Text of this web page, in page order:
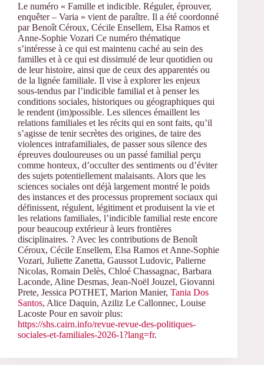
Le numéro « Famille et indicible. Réguler, éprouver,
enquêter – Varia » vient de paraître. Il a été coordonné
par Benoît Céroux, Cécile Ensellem, Elsa Ramos et
Anne-Sophie Vozari Ce numéro thématique
s’intéresse à ce qui est maintenu caché au sein des
familles et à ce qui est dissimulé de leur quotidien ou
de leur histoire, ainsi que de ceux des apparentés ou
de la lignée familiale. Il vise à explorer les enjeux
sous-tendus par l’indicible familial et à penser les
conditions sociales, historiques ou géographiques qui
le rendent (im)possible. Les silences émaillent les
relations familiales et les récits qui en sont faits, qu’il
s’agisse de tenir secrètes des origines, de taire des
violences intrafamiliales, de passer sous silence des
épreuves douloureuses ou un passé familial perçu
comme honteux, d’occulter des sentiments ou d’éviter
des sujets potentiellement malaisants. Alors que les
sciences sociales ont déjà largement montré le poids
des instances et des processus proprement sociaux qui
définissent, régulent, légitiment et produisent la vie et
les relations familiales, l’indicible familial reste encore
pour beaucoup extérieur à leurs frontières
disciplinaires. ? Avec les contributions de Benoît
Céroux, Cécile Ensellem, Elsa Ramos et Anne-Sophie
Vozari, Juliette Zanetta, Gaussot Ludovic, Palierne
Nicolas, Romain Delès, Chloé Chassagnac, Barbara
Laconde, Aline Desmas, Jean-Noël Jouzel, Giovanni
Prete, Jessica POTHET, Marion Manier, Tania Dos
Santos, Alice Daquin, Aziliz Le Callonnec, Louise
Lacoste Pour en savoir plus:
https://shs.cairn.info/revue-revue-des-politiques-
sociales-et-familiales-2026-1?lang=fr.